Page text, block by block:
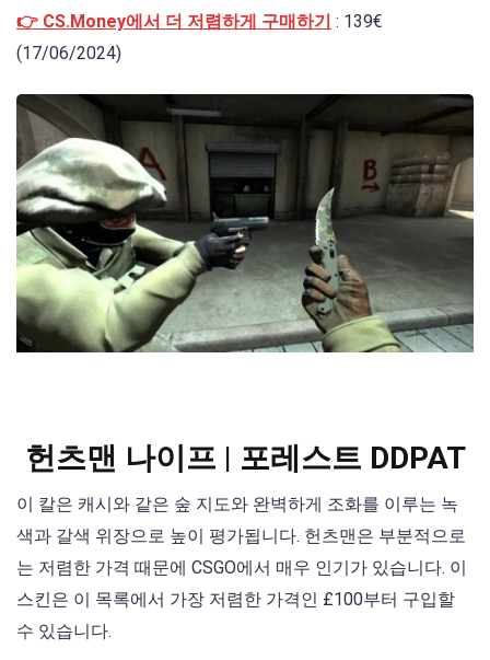
👉 CS.Money에서 더 저렴하게 구매하기 : 139€
(17/06/2024)
헌츠맨 나이프 | 포레스트 DDPAT
이 칼은 캐시와 같은 숲 지도와 완벽하게 조화를 이루는 녹
색과 갈색 위장으로 높이 평가됩니다. 헌츠맨은 부분적으로
는 저렴한 가격 때문에 CSGO에서 매우 인기가 있습니다. 이
스킨은 이 목록에서 가장 저렴한 가격인 £100부터 구입할
수 있습니다.